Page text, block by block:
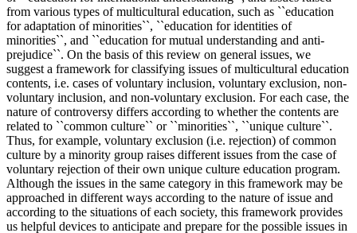
from various types of multicultural education, such as ``education
for adaptation of minorities``, ``education for identities of
minorities``, and ``education for mutual understanding and anti-
prejudice``. On the basis of this review on general issues, we
suggest a framework for classifying issues of multicultural education
contents, i.e. cases of voluntary inclusion, voluntary exclusion, non-
voluntary inclusion, and non-voluntary exclusion. For each case, the
nature of controversy differs according to whether the contents are
related to ``common culture`` or ``minorities``, ``unique culture``.
Thus, for example, voluntary exclusion (i.e. rejection) of common
culture by a minority group raises different issues from the case of
voluntary rejection of their own unique culture education program.
Although the issues in the same category in this framework may be
approached in different ways according to the nature of issue and
according to the situations of each society, this framework provides
us helpful devices to anticipate and prepare for the possible issues in